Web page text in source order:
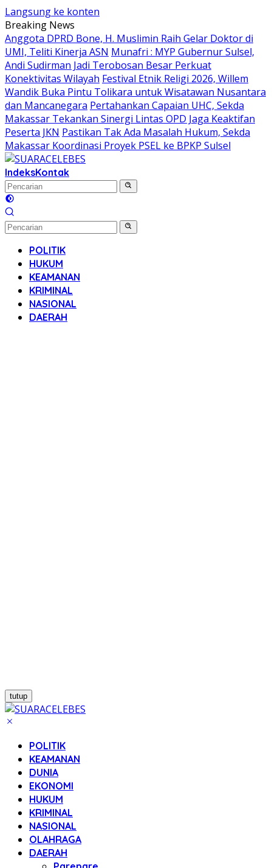
Langsung ke konten
Breaking News
Anggota DPRD Bone, H. Muslimin Raih Gelar Doktor di
UMI, Teliti Kinerja ASN Munafri : MYP Gubernur Sulsel,
Andi Sudirman Jadi Terobosan Besar Perkuat
Konektivitas Wilayah Festival Etnik Religi 2026, Willem
Wandik Buka Pintu Tolikara untuk Wisatawan Nusantara
dan Mancanegara Pertahankan Capaian UHC, Sekda
Makassar Tekankan Sinergi Lintas OPD Jaga Keaktifan
Peserta JKN Pastikan Tak Ada Masalah Hukum, Sekda
Makassar Koordinasi Proyek PSEL ke BPKP Sulsel
IndeksKontak
POLITIK
HUKUM
KEAMANAN
KRIMINAL
NASIONAL
DAERAH
tutup
POLITIK
KEAMANAN
DUNIA
EKONOMI
HUKUM
KRIMINAL
NASIONAL
OLAHRAGA
DAERAH